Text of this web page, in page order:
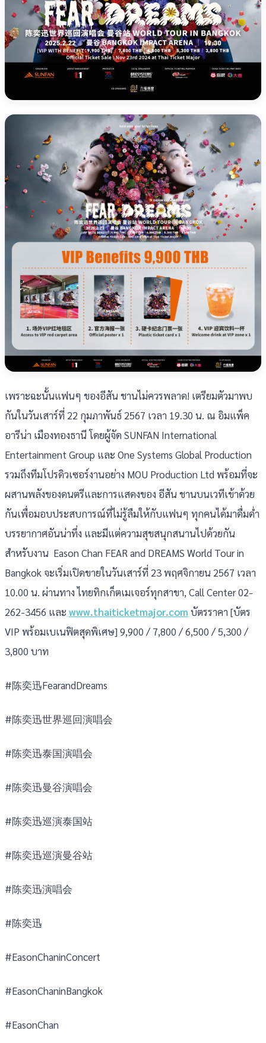
เพราะฉะนั้นแฟนๆ ของอีสัน ชานไม่ควรพลาด! เตรียมตัวมาพบ
กันในวันเสาร์ที่ 22 กุมภาพันธ์ 2567 เวลา 19.30 น. ณ อิมแพ็ค
อารีน่า เมืองทองธานี โดยผู้จัด SUNFAN International
Entertainment Group และ One Systems Global Production
รวมถึงทีมโปรดิวเซอร์งานอย่าง MOU Production Ltd พร้อมที่จะ
ผสานพลังของดนตรีและการแสดงของ อีสัน ชานบนเวทีเข้าด้วย
กันเพื่อมอบประสบการณ์ที่ไม่รู้ลืมให้กับแฟนๆ ทุกคนได้มาดื่มด่ำ
บรรยากาศอันน่าทึ่ง และมีแต่ความสุขสนุกสนานไปด้วยกัน
สำหรับงาน Eason Chan FEAR and DREAMS World Tour in
Bangkok จะเริ่มเปิดขายในวันเสาร์ที่ 23 พฤศจิกายน 2567 เวลา
10.00 น. ผ่านทาง ไทยทิกเก็ตเมเจอร์ทุกสาขา, Call Center 02-
262-3456 และ www.thaiticketmajor.com บัตรราคา [บัตร
VIP พร้อมเบเนฟิตสุดพิเศษ] 9,900 / 7,800 / 6,500 / 5,300 /
3,800 บาท
#陈奕迅FearandDreams
#陈奕迅世界巡回演唱会
#陈奕迅泰国演唱会
#陈奕迅曼谷演唱会
#陈奕迅巡演泰国站
#陈奕迅巡演曼谷站
#陈奕迅演唱会
#陈奕迅
#EasonChaninConcert
#EasonChaninBangkok
#EasonChan